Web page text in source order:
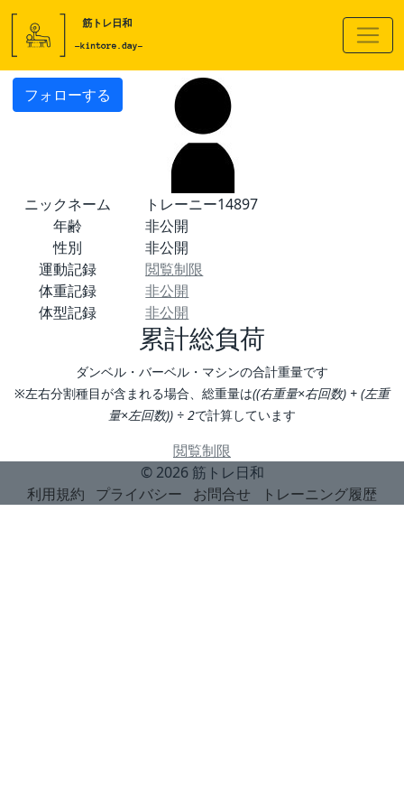
フォローする
ニックネーム
トレーニー14897
年齢
非公開
性別
非公開
運動記録
閲覧制限
体重記録
非公開
体型記録
非公開
累計総負荷
ダンベル・バーベル・マシンの合計重量です
※左右分割種目が含まれる場合、総重量は((右重量×右回数) + (左重
量×左回数)) ÷ 2で計算しています
閲覧制限
© 2026 筋トレ日和
利用規約
プライバシー お問合せ トレーニング履歴